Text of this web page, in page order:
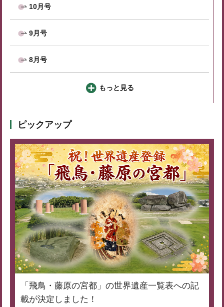
10月号
9月号
8月号
もっと見る
ピックアップ
「飛鳥・藤原の宮都」の世界遺産一覧表への記
載が決定しました！